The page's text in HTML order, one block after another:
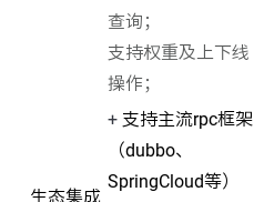
查询；
支持权重及上下线
操作；
生态集成
+ 支持主流rpc框架
（dubbo、
SpringCloud等）